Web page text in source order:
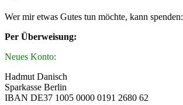
Wer mir etwas Gutes tun möchte, kann spenden:
Per Überweisung:
Neues Konto:
Hadmut Danisch
Sparkasse Berlin
IBAN DE37 1005 0000 0191 2680 62